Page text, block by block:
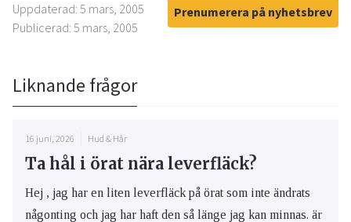
Uppdaterad: 5 mars, 2005
Publicerad: 5 mars, 2005
Prenumerera på nyhetsbrev
Liknande frågor
16 juni, 2026 Hud & Hår
Ta hål i örat nära leverfläck?
Hej , jag har en liten leverfläck på örat som inte ändrats
någonting och jag har haft den så länge jag kan minnas. är